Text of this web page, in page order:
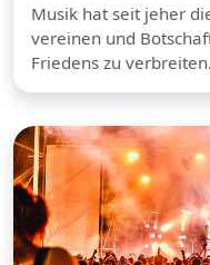
Musik hat seit jeher
vereinen und
Friedens zu verbreiten.